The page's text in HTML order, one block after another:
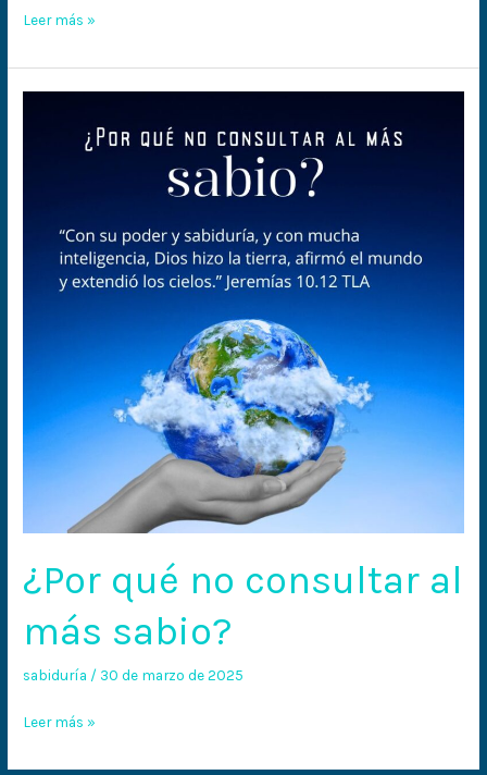
Leer más »
¿Por qué no consultar al
más sabio?
sabiduría / 30 de marzo de 2025
sabio?
Leer más »